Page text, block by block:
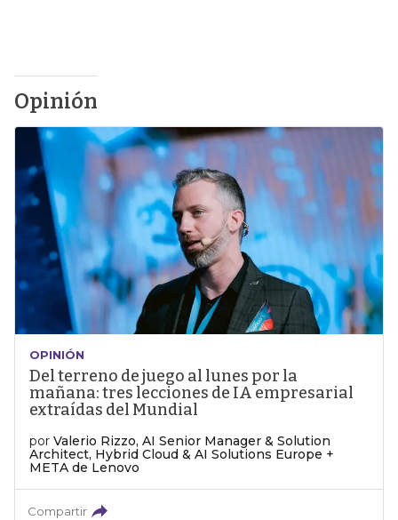
Opinión
OPINIÓN
Del terreno de juego al lunes por la
mañana: tres lecciones de IA empresarial
extraídas del Mundial
por Valerio Rizzo, AI Senior Manager & Solution
Architect, Hybrid Cloud & AI Solutions Europe +
META de Lenovo
Compartir